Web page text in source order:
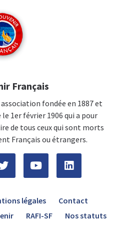
Français
fondée en 1887 et
1er février 1906 qui a pour
de tous ceux qui sont morts
Français ou étrangers.
légales
Contact
RAFI-SF Nos statuts